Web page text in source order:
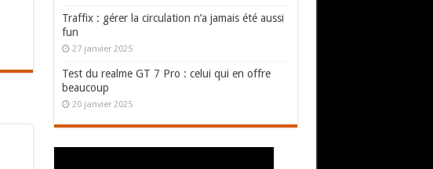
Traffix : gérer la circulation n’a jamais été aussi
fun
27 janvier 2025
Test du realme GT 7 Pro : celui qui en offre
beaucoup
20 janvier 2025